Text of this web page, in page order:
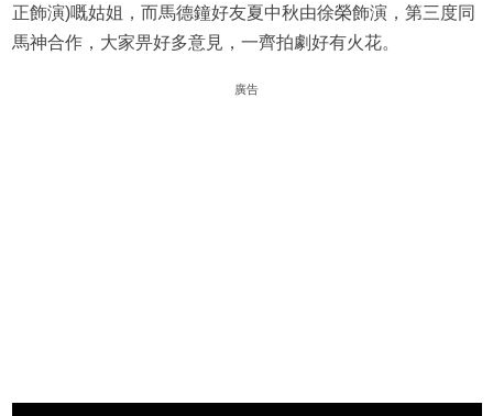
正飾演)嘅姑姐，而馬德鐘好友夏中秋由徐榮飾演，第三度同
馬神合作，大家畀好多意見，一齊拍劇好有火花。
廣告